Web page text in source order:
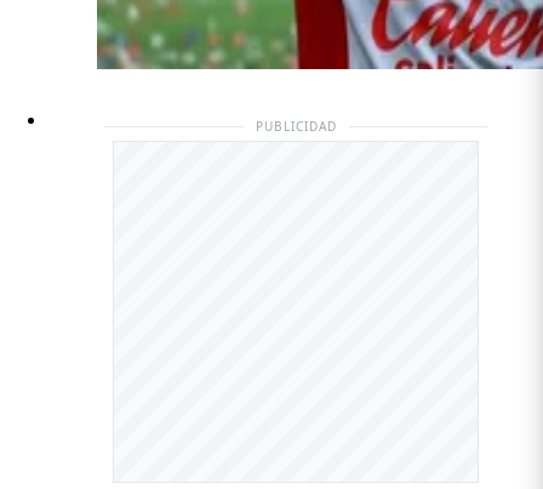
PUBLICIDAD